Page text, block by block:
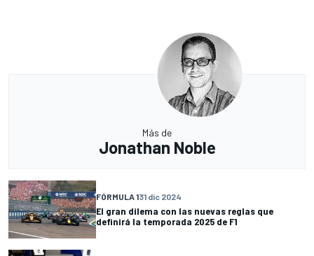
Más de
Jonathan Noble
FÓRMULA 131 dic 2024
El gran dilema con las nuevas reglas que
definirá la temporada 2025 de F1